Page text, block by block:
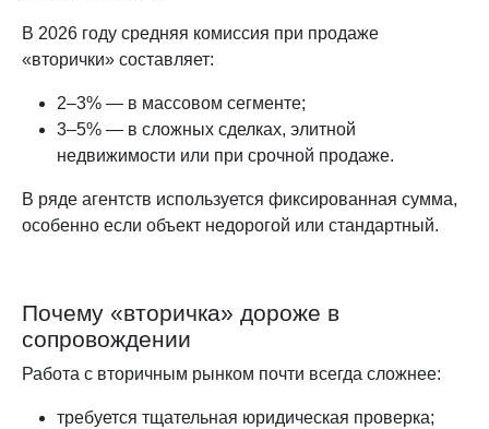
В 2026 году средняя комиссия при продаже
«вторички» составляет:
2–3% — в массовом сегменте;
3–5% — в сложных сделках, элитной
недвижимости или при срочной продаже.
В ряде агентств используется фиксированная сумма,
особенно если объект недорогой или стандартный.
Почему «вторичка» дороже в
сопровождении
Работа с вторичным рынком почти всегда сложнее:
требуется тщательная юридическая проверка;